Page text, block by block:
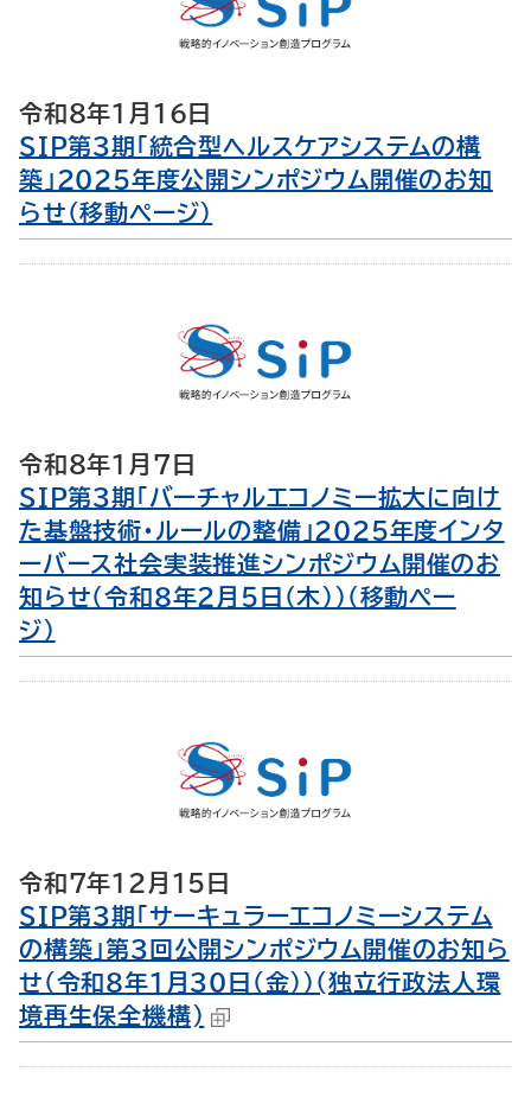
令和8年1月16日
SIP第3期「統合型ヘルスケアシステムの構
築」2025年度公開シンポジウム開催のお知
らせ（移動ページ）
令和8年1月7日
SIP第3期「バーチャルエコノミー拡大に向け
た基盤技術・ルールの整備」2025年度インタ
ーバース社会実装推進シンポジウム開催のお
知らせ（令和８年２月５日（木））（移動ペー
ジ）
令和7年12月15日
SIP第3期「サーキュラーエコノミーシステム
の構築」第３回公開シンポジウム開催のお知ら
せ（令和８年1月30日（金））(独立行政法人環
境再生保全機構)